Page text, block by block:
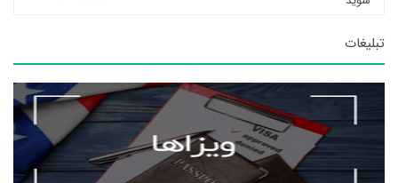
تبلیغات